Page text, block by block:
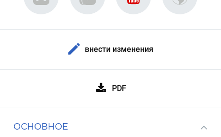
внести изменения
PDF
ОСНОВНОЕ